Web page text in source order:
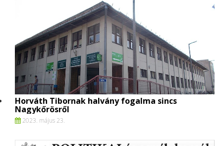
Horváth Tibornak halvány fogalma sincs
Nagykőrösről
2023. május 23.